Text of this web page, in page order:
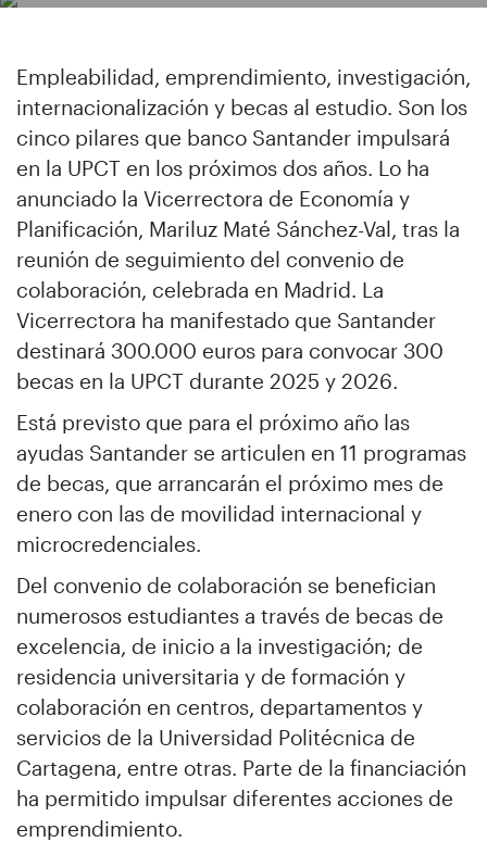
Empleabilidad, emprendimiento, investigación,
internacionalización y becas al estudio. Son los
cinco pilares que banco Santander impulsará
en la UPCT en los próximos dos años. Lo ha
anunciado la Vicerrectora de Economía y
Planificación, Mariluz Maté Sánchez-Val, tras la
reunión de seguimiento del convenio de
colaboración, celebrada en Madrid. La
Vicerrectora ha manifestado que Santander
destinará 300.000 euros para convocar 300
becas en la UPCT durante 2025 y 2026.
Está previsto que para el próximo año las
ayudas Santander se articulen en 11 programas
de becas, que arrancarán el próximo mes de
enero con las de movilidad internacional y
microcredenciales.
Del convenio de colaboración se benefician
numerosos estudiantes a través de becas de
excelencia, de inicio a la investigación; de
residencia universitaria y de formación y
colaboración en centros, departamentos y
servicios de la Universidad Politécnica de
Cartagena, entre otras. Parte de la financiación
ha permitido impulsar diferentes acciones de
emprendimiento.